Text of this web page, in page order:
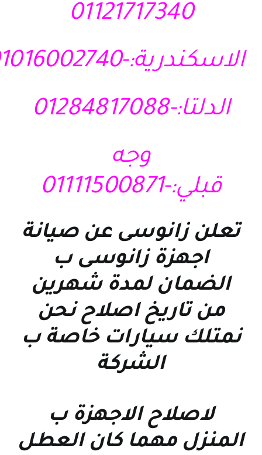
01121717340
الاسكندرية:-01016002740
الدلتا:-01284817088
وجه
قبلي:-01111500871
تعلن زانوسى عن صيانة
اجهزة زانوسى ب
الضمان لمدة شهرين
من تاريخ اصلاح نحن
نمتلك سيارات خاصة ب
الشركة
لاصلاح الاجهزة ب
المنزل مهما كان العطل